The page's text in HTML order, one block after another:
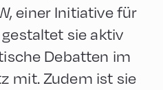
einer Initiative für
sie aktiv
Debatten im
mit. Zudem ist sie